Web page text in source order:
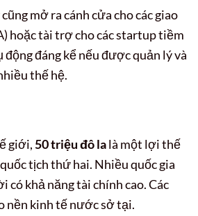
mở ra cánh cửa cho các giao
hoặc tài trợ cho các startup tiềm
đáng kể nếu được quản lý và
thế hệ.
giới,50 triệu đô lalà một lợi thế
tịch thứ hai. Nhiều quốc gia
khả năng tài chính cao. Các
nền kinh tế nước sở tại.